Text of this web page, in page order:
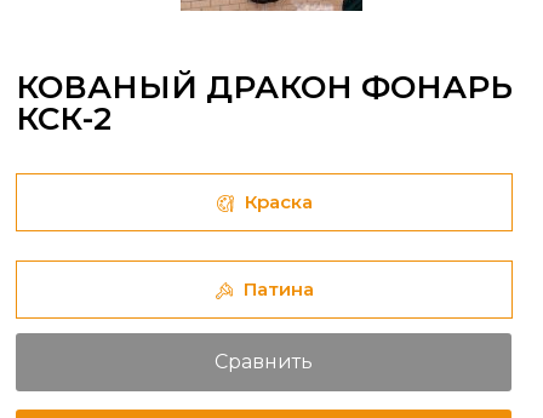
КОВАНЫЙ ДРАКОН ФОНАРЬ
КСК-2
Краска
Патина
Сравнить